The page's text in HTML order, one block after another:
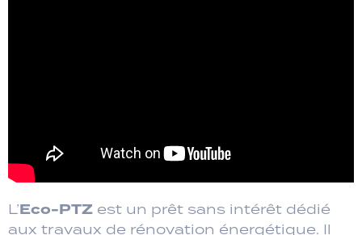
L’Eco-PTZ est un prêt sans intérêt dédié
aux travaux de rénovation énergétique. Il